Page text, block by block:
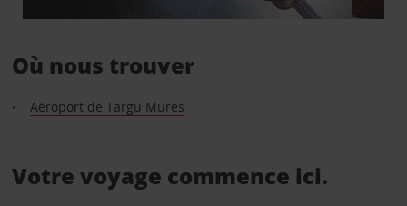
Où nous trouver
Aéroport de Targu Mures
Votre voyage commence ici.